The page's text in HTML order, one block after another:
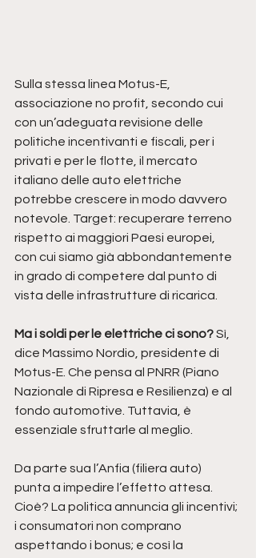
Sulla stessa linea Motus-E,
associazione no profit, secondo cui
con un’adeguata revisione delle
politiche incentivanti e fiscali, per i
privati e per le flotte, il mercato
italiano delle auto elettriche
potrebbe crescere in modo davvero
notevole. Target: recuperare terreno
rispetto ai maggiori Paesi europei,
con cui siamo già abbondantemente
in grado di competere dal punto di
vista delle infrastrutture di ricarica.
Ma i soldi per le elettriche ci sono? Sì,
dice Massimo Nordio, presidente di
Motus-E. Che pensa al PNRR (Piano
Nazionale di Ripresa e Resilienza) e al
fondo automotive. Tuttavia, è
essenziale sfruttarle al meglio.
Da parte sua l’Anfia (filiera auto)
punta a impedire l’effetto attesa.
Cioè? La politica annuncia gli incentivi;
i consumatori non comprano
aspettando i bonus; e così la